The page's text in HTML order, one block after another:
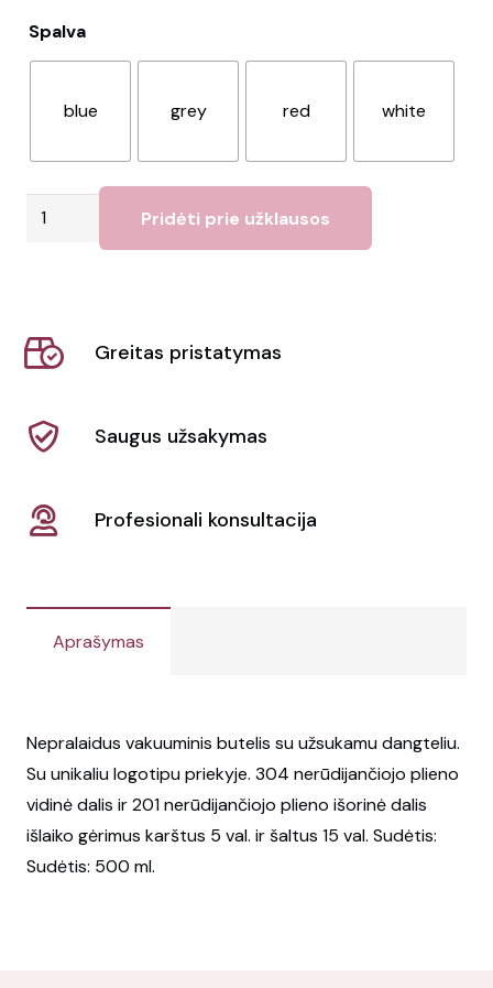
Spalva
blue grey red white
produkto
Pridėti prie užklausos
Greitas pristatymas
Saugus užsakymas
Profesionali konsultacija
Aprašymas
Nepralaidus vakuuminis butelis su užsukamu dangteliu.
Su unikaliu logotipu priekyje. 304 nerūdijančiojo plieno
vidinė dalis ir 201 nerūdijančiojo plieno išorinė dalis
išlaiko gėrimus karštus 5 val. ir šaltus 15 val. Sudėtis:
Sudėtis: 500 ml.